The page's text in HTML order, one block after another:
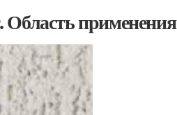
применения